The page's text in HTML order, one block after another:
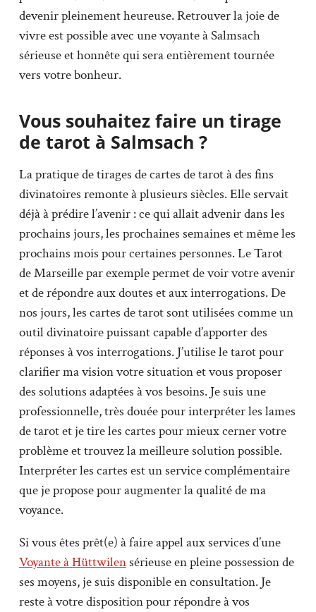
devenir pleinement heureuse. Retrouver la joie de
vivre est possible avec une voyante à Salmsach
sérieuse et honnête qui sera entièrement tournée
vers votre bonheur.
Vous souhaitez faire un tirage
de tarot à Salmsach ?
La pratique de tirages de cartes de tarot à des fins
divinatoires remonte à plusieurs siècles. Elle servait
déjà à prédire l’avenir : ce qui allait advenir dans les
prochains jours, les prochaines semaines et même les
prochains mois pour certaines personnes. Le Tarot
de Marseille par exemple permet de voir votre avenir
et de répondre aux doutes et aux interrogations. De
nos jours, les cartes de tarot sont utilisées comme un
outil divinatoire puissant capable d’apporter des
réponses à vos interrogations. J’utilise le tarot pour
clarifier ma vision votre situation et vous proposer
des solutions adaptées à vos besoins. Je suis une
professionnelle, très douée pour interpréter les lames
de tarot et je tire les cartes pour mieux cerner votre
problème et trouvez la meilleure solution possible.
Interpréter les cartes est un service complémentaire
que je propose pour augmenter la qualité de ma
voyance.
Si vous êtes prêt(e) à faire appel aux services d’une
Voyante à Hüttwilensérieuse en pleine possession de
ses moyens, je suis disponible en consultation. Je
reste à votre disposition pour répondre à vos